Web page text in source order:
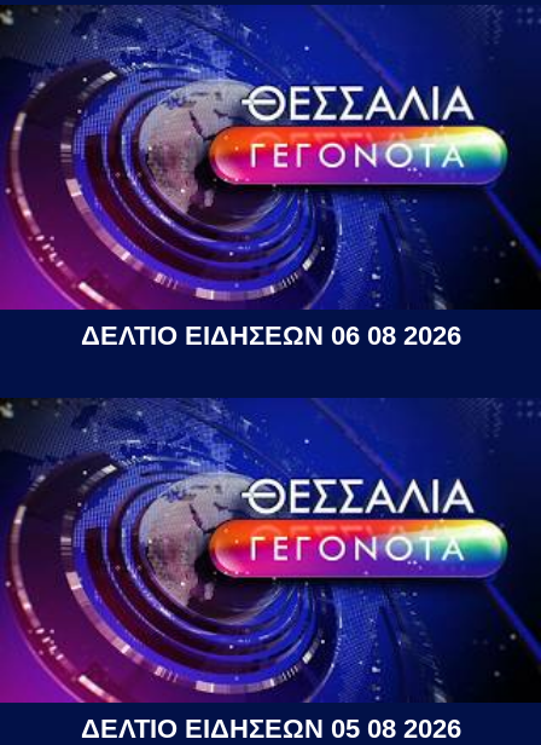
ΔΕΛΤΙΟ ΕΙΔΗΣΕΩΝ 06 08 2026
ΔΕΛΤΙΟ ΕΙΔΗΣΕΩΝ 05 08 2026